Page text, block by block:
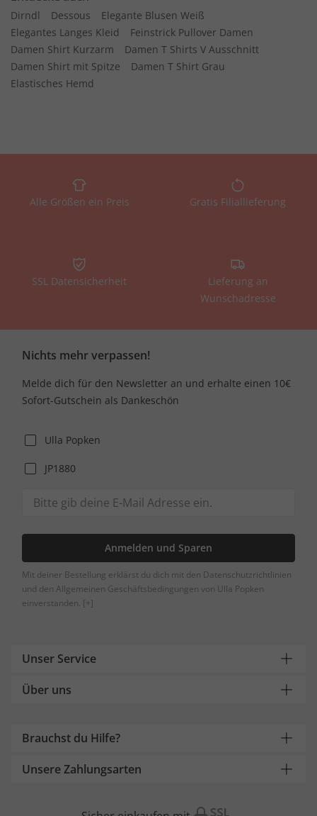
Dirndl Dessous
Elegante Blusen Weiß
Elegantes Langes Kleid
Feinstrick Pullover Damen
Damen Shirt Kurzarm
Damen T Shirts V Ausschnitt
Damen Shirt mit Spitze
Damen T Shirt Grau
Elastisches Hemd
Alle Größen ein Preis Gratis Filiallieferung
SSL Datensicherheit
Lieferung an
Wunschadresse
Nichts mehr verpassen!
Melde dich für den Newsletter an und erhalte einen 10€
Sofort-Gutschein als Dankeschön
Ulla Popken
JP1880
Anmelden und Sparen
Mit deiner Bestellung erklärst du dich mit den Datenschutzrichtlinien
und den Allgemeinen Geschäftsbedingungen von Ulla Popken
einverstanden. [+]
Unser Service
Über uns
Brauchst du Hilfe?
Unsere Zahlungsarten